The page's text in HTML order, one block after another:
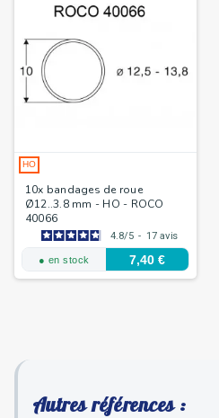
HO
10x bandages de roue
Ø12..3.8 mm - HO - ROCO
40066
4.8/5 - 17 avis
● en stock 7,40 €
Autres références :